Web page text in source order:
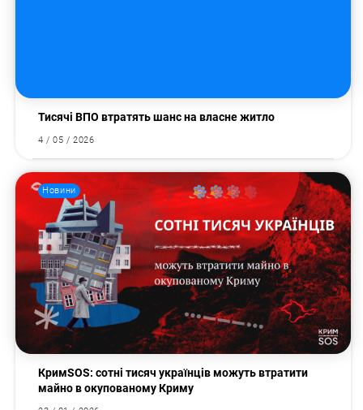
Тисячі ВПО втратять шанс на власне житло
4 / 05 / 2026
Новини
КримSOS: сотні тисяч українців можуть втратити
майно в окупованому Криму